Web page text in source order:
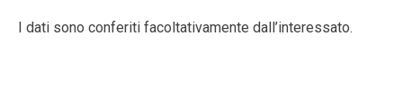
dati sono conferiti facoltativamente dall’interessato.